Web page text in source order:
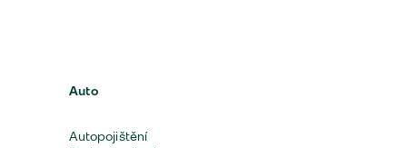
Auto
Autopojištění